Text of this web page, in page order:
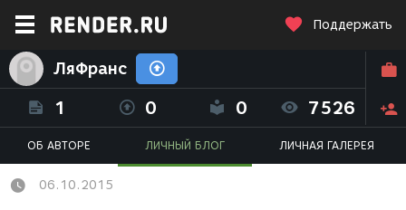
Поддержать
ЛяФранс
1 0 0 7526
ОБ АВТОРЕ ЛИЧНЫЙ БЛОГ ЛИЧНАЯ ГАЛЕРЕЯ
06.10.2015